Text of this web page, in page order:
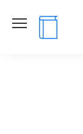
содержанию